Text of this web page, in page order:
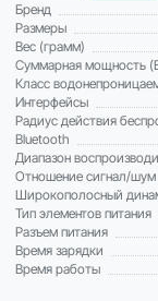
Бренд
Размеры
Вес (грамм)
Суммарная мощность
Класс
Интерфейсы
Радиус действия
Bluetooth
Диапазон
Отношение сигнал/шум
Широкополосный
Тип элементов питания
Разъем питания
Время зарядки
Время работы